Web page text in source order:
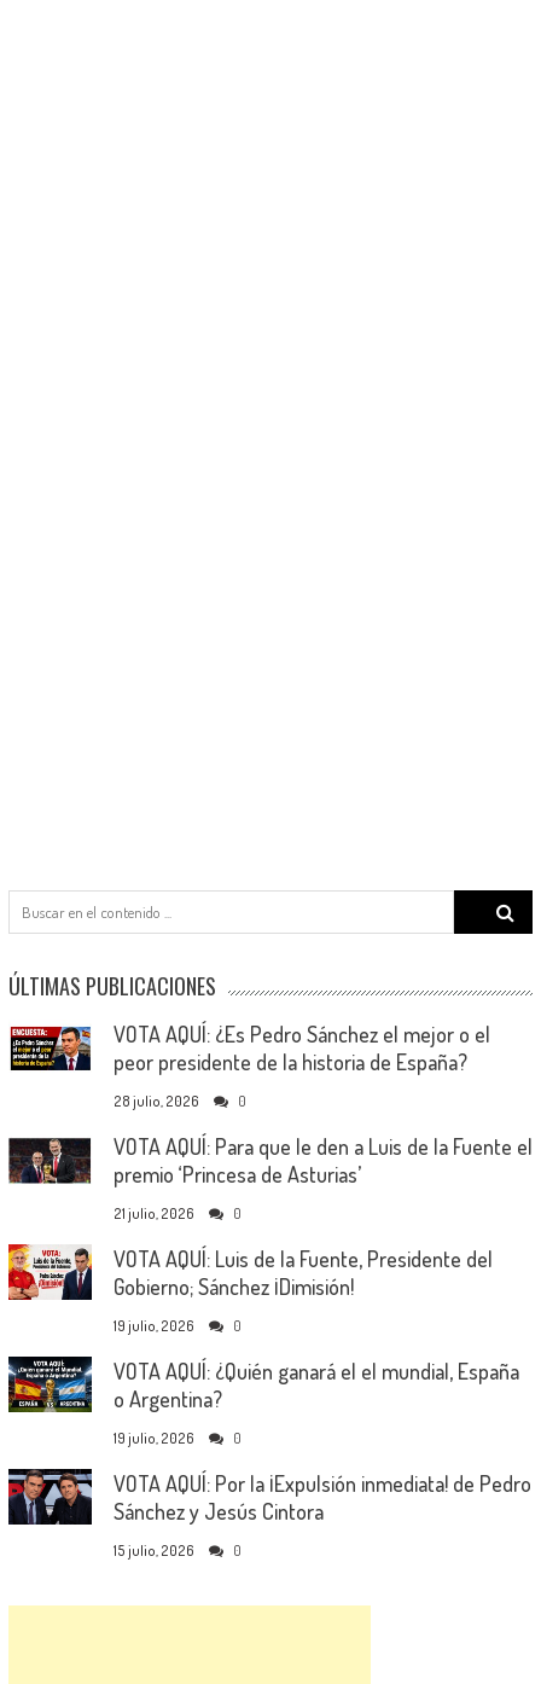
Search
ÚLTIMAS PUBLICACIONES
VOTA AQUÍ: ¿Es Pedro Sánchez el mejor o el
peor presidente de la historia de España?
28 julio, 2026 0
VOTA AQUÍ: Para que le den a Luis de la Fuente el
premio ‘Princesa de Asturias’
21 julio, 2026 0
VOTA AQUÍ: Luis de la Fuente, Presidente del
Gobierno; Sánchez ¡Dimisión!
19 julio, 2026 0
VOTA AQUÍ: ¿Quién ganará el el mundial, España
o Argentina?
19 julio, 2026 0
VOTA AQUÍ: Por la ¡Expulsión inmediata! de Pedro
Sánchez y Jesús Cintora
15 julio, 2026 0